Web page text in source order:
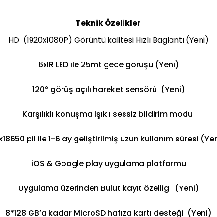
Teknik Özelikler
HD (1920x1080P) Görüntü kalitesi Hızlı Baglantı (Yeni)
6xIR LED ile 25mt gece görüşü (Yeni)
120° görüş açılı hareket sensörü (Yeni)
Karşılıklı konuşma Işıklı sessiz bildirim modu
pil ile 1-6 ay geliştirilmiş uzun kullanım süresi
iOS & Google play uygulama platformu
Uygulama üzerinden Bulut kayıt özelligi (Yeni)
8*128 GB’a kadar MicroSD hafıza kartı desteği (Yeni)